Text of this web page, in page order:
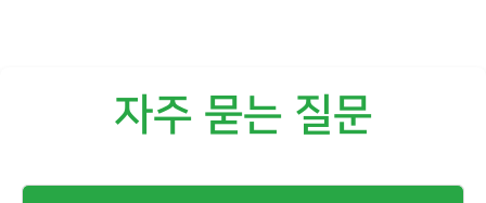
자주 묻는 질문